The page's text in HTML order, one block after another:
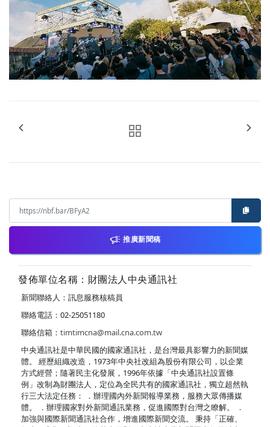
推廣新聞稿
發佈單位名稱：財團法人中央通訊社
新聞聯絡人：訊息服務核稿員
聯絡電話：02-25051180
聯絡信箱： timtimcna@mail.cna.com.tw
中央通訊社是中華民國的國家通訊社，是台灣最具影響力的新聞媒
體。 經歷組織改造，1973年中央社改組為股份有限公司，以企業
方式經營；隨著民主化發展，1996年依據「中央通訊社設置條
例」改制為財團法人，定位為全民共有的國家通訊社，獨立超然執
行三大法定任務： ．辦理國內外新聞報導業務，服務大眾傳播媒
體。 ．辦理國家對外新聞通訊業務，促進國際對台灣之瞭解。 ．
加強與國際新聞通訊社合作，增進國際新聞交流。 秉持「正確、